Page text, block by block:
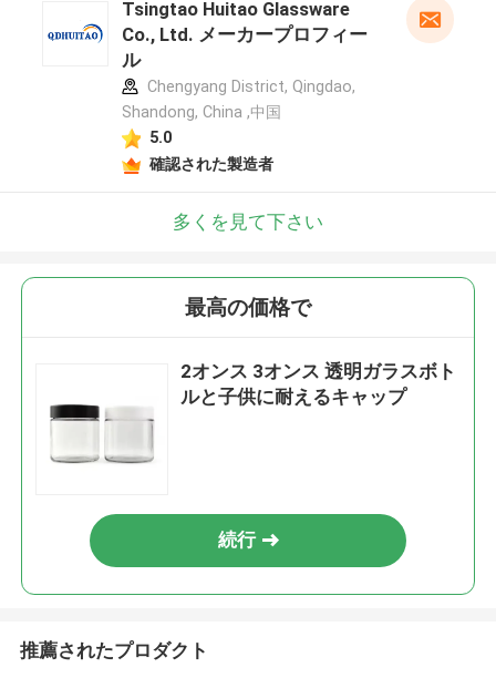
Tsingtao Huitao Glassware
Co., Ltd. メーカープロフィー
ル
Chengyang District, Qingdao,
Shandong, China ,中国
5.0
確認された製造者
多くを見て下さい
最高の価格で
2オンス 3オンス 透明ガラスボト
ルと子供に耐えるキャップ
続行
推薦されたプロダクト